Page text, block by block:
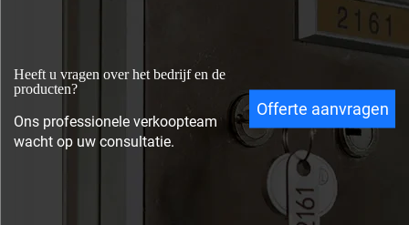
Heeft u vragen over het bedrijf en de
producten?
Ons professionele verkoopteam
wacht op uw consultatie.
Offerte aanvragen